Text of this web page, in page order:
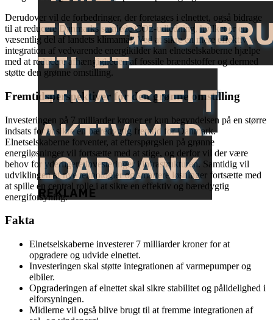
TIL ET
FINANSIELT
AKTIV MED
LOADBANK
REKLAME
Derudover vil de forbedringer, der foretages i elnettet, også bidrage
til at reducere Danmarks samlede CO2-udledning, hvilket er en
væsentlig del af landets klimamål. Ved at sikre en mere effektiv
integration af vedvarende energikilder kan elnetselskaberne hjælpe
med at reducere afhængigheden af fossile brændstoffer og dermed
støtte den grønne omstilling.
Fremtidsperspektiver for den grønne omstilling
Investeringen på 7 milliarder kroner er kun begyndelsen på en større
indsats for at sikre en bæredygtig fremtid for Danmark.
Elnetselskaberne forventer, at efterspørgslen på grønne
energiløsninger vil fortsætte med at stige, og derfor vil der være
behov for yderligere investeringer i infrastrukturen. Samtidig vil
udviklingen af nye teknologier og smartere løsninger fortsætte med
at spille en central rolle i at sikre en effektiv og bæredygtig
energiforsyning.
Fakta
Elnetselskaberne investerer 7 milliarder kroner for at
opgradere og udvide elnettet.
Investeringen skal støtte integrationen af varmepumper og
elbiler.
Opgraderingen af elnettet skal sikre stabilitet og pålidelighed i
elforsyningen.
Midlerne vil også blive brugt til at fremme integrationen af